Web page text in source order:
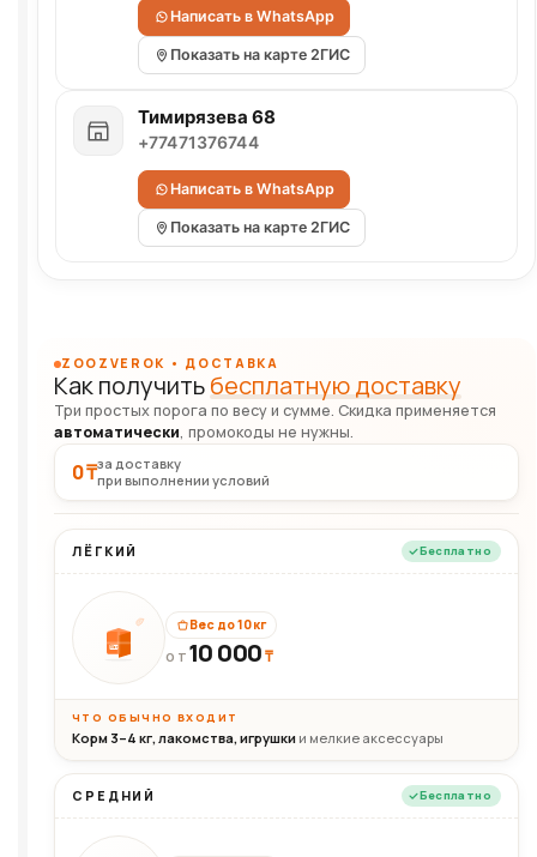
Написать в WhatsApp
Показать на карте 2ГИС
Тимирязева 68
+77471376744
Написать в WhatsApp
Показать на карте 2ГИС
ZOOZVEROK • ДОСТАВКА
Как получитьбесплатную доставку
Три простых порога по весу и сумме. Скидка применяется
автоматически, промокоды не нужны.
0 ₸за доставку
при выполнении условий
ЛЁГКИЙ Бесплатно
10кг
Вес до 10 кг
ОТ 10 000₸
ЧТО ОБЫЧНО ВХОДИТ
Корм 3–4 кг, лакомства, игрушки и мелкие аксессуары
СРЕДНИЙ Бесплатно